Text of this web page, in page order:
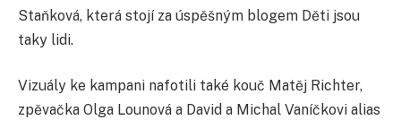
Staňková, která stojí za úspěšným blogem Děti jsou
taky lidi.
Vizuály ke kampani nafotili také kouč Matěj Richter,
zpěvačka Olga Lounová a David a Michal Vaníčkovi alias